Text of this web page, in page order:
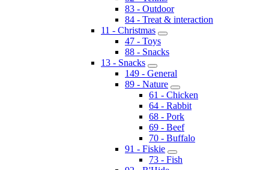
83 - Outdoor
84 - Treat & interaction
11 - Christmas
47 - Toys
88 - Snacks
13 - Snacks
149 - General
89 - Nature
61 - Chicken
64 - Rabbit
68 - Pork
69 - Beef
70 - Buffalo
91 - Fiskie
73 - Fish